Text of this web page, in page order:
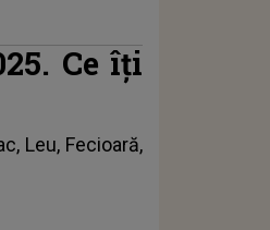
Ce îți
Leu, Fecioară,